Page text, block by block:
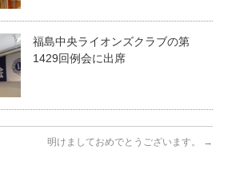
福島中央ライオンズクラブの第
1429回例会に出席
明けましておめでとうございます。 →